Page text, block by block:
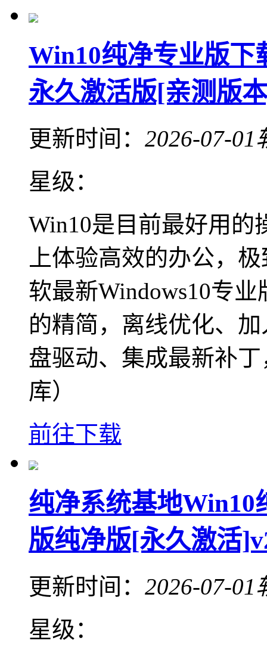
Win10纯净专业版下
永久激活版[亲测版
更新时间： 2026-07-01
星级：
Win10是目前最好用的
上体验高效的办公，
软最新Windows10专
的精简，离线优化、
盘驱动、集成最新补
库）
前往下载
纯净系统基地Win10
版纯净版[永久激活
更新时间： 2026-07-01
星级：